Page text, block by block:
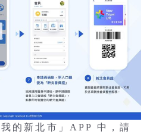
的新北市」APP 中，請